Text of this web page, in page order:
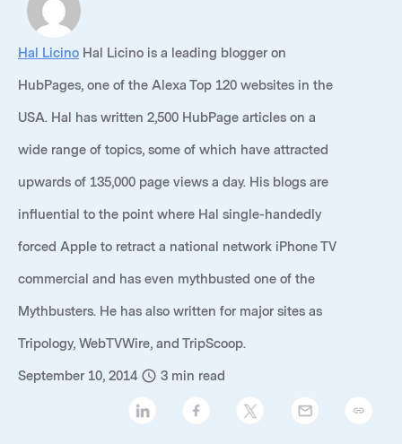
Hal Licino Hal Licino is a leading blogger on
HubPages, one of the Alexa Top 120 websites in the
USA. Hal has written 2,500 HubPage articles on a
wide range of topics, some of which have attracted
upwards of 135,000 page views a day. His blogs are
influential to the point where Hal single-handedly
forced Apple to retract a national network iPhone TV
commercial and has even mythbusted one of the
Mythbusters. He has also written for major sites as
Tripology, WebTVWire, and TripScoop.
September 10, 2014 3 min read